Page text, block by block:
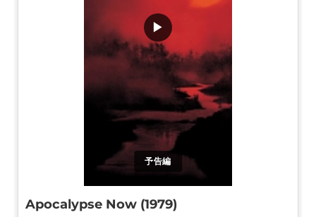
予告編
▶
Apocalypse Now (1979)